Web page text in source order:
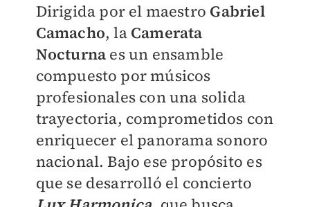
Dirigida por el maestro Gabriel
Camacho, la Camerata
Nocturna es un ensamble
compuesto por músicos
profesionales con una solida
trayectoria, comprometidos con
enriquecer el panorama sonoro
nacional. Bajo ese propósito es
que se desarrolló el concierto